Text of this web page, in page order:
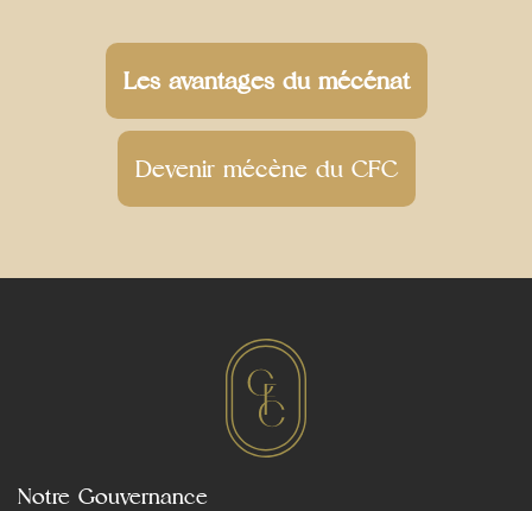
Les avantages du mécénat
Devenir mécène du CFC
Notre Gouvernance